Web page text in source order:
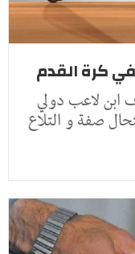
كرة القدم
ابن لاعب دولي
صفة و التلاع